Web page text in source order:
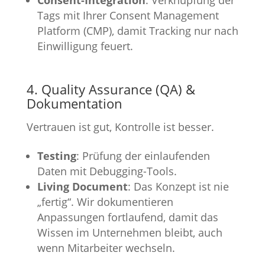
Tags mit Ihrer Consent Management
Platform (CMP), damit Tracking nur nach
Einwilligung feuert.
4. Quality Assurance (QA) &
Dokumentation
Vertrauen ist gut, Kontrolle ist besser.
Testing: Prüfung der einlaufenden
Daten mit Debugging-Tools.
Living Document: Das Konzept ist nie
„fertig“. Wir dokumentieren
Anpassungen fortlaufend, damit das
Wissen im Unternehmen bleibt, auch
wenn Mitarbeiter wechseln.